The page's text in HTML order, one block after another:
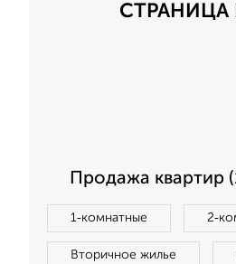
СТРАНИЦА
Продажа квартир
1‑комнатные
Вторичное жилье